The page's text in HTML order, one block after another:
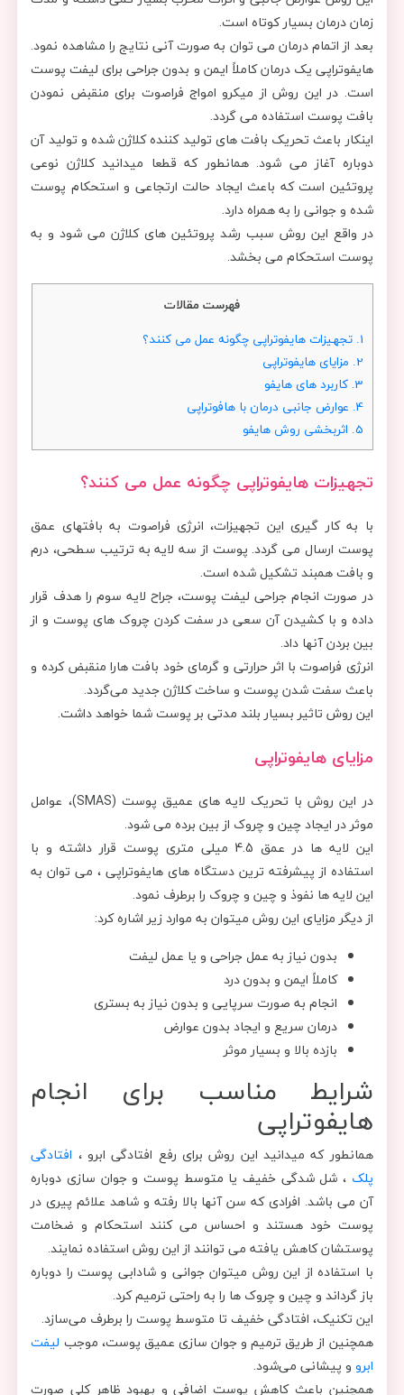
زمان درمان بسیار کوتاه است.
بعد از اتمام درمان می توان به صورت آنی نتایج را مشاهده نمود.
هایفوتراپی یک درمان کاملاً ایمن و بدون جراحی برای لیفت پوست
است. در این روش از میکرو امواج فراصوت برای منقبض نمودن
بافت پوست استفاده می گردد.
اینکار باعث تحریک بافت های تولید کننده کلاژن شده و تولید آن
دوباره آغاز می شود. همانطور که قطعا میدانید کلاژن نوعی
پروتئین است که باعث ایجاد حالت ارتجاعی و استحکام پوست
شده و جوانی را به همراه دارد.
در واقع این روش سبب رشد پروتئین های کلاژن می شود و به
پوست استحکام می بخشد.
فهرست مقالات
1. تجهیزات هایفوتراپی چگونه عمل می کنند؟
2. مزایای هایفوتراپی
3. کاربرد های هایفو
4. عوارض جانبی درمان با هافوتراپی
5. اثربخشی روش هایفو
تجهیزات هایفوتراپی چگونه عمل می کنند؟
با به کار گیری این تجهیزات، انرژی فراصوت به بافتهای عمق
پوست ارسال می گردد. پوست از سه لایه به ترتیب سطحی، درم
و بافت همبند تشکیل شده است.
در صورت انجام جراحی لیفت پوست، جراح لایه سوم را هدف قرار
داده و با کشیدن آن سعی در سفت کردن چروک های پوست و از
بین بردن آنها داد.
انرژی فراصوت با اثر حرارتی و گرمای خود بافت هارا منقبض کرده و
باعث سفت شدن پوست و ساخت کلاژن جدید می‌گردد.
این روش تاثیر بسیار بلند مدتی بر پوست شما خواهد داشت.
مزایای هایفوتراپی
در این روش با تحریک لایه های عمیق پوست (SMAS)، عوامل
موثر در ایجاد چین و چروک از بین برده می شود.
این لایه ها در عمق 4.5 میلی متری پوست قرار داشته و با
استفاده از پیشرفته ترین دستگاه های هایفوتراپی ، می توان به
این لایه ها نفوذ و چین و چروک را برطرف نمود.
از دیگر مزایای این روش میتوان به موارد زیر اشاره کرد:
بدون نیاز به عمل جراحی و یا عمل لیفت
کاملاً ایمن و بدون درد
انجام به صورت سرپایی و بدون نیاز به بستری
درمان سریع و ایجاد بدون عوارض
بازده بالا و بسیار موثر
شرایط مناسب برای انجام
هایفوتراپی
همانطور که میدانید این روش برای رفع افتادگی ابرو ، افتادگی
پلک ، شل شدگی خفیف یا متوسط پوست و جوان سازی دوباره
آن می باشد. افرادی که سن آنها بالا رفته و شاهد علائم پیری در
پوست خود هستند و احساس می کنند استحکام و ضخامت
پوستشان کاهش یافته می توانند از این روش استفاده نمایند.
با استفاده از این روش میتوان جوانی و شادابی پوست را دوباره
باز گرداند و چین و چروک ها را به راحتی ترمیم کرد.
این تکنیک، افتادگی خفیف تا متوسط پوست را برطرف می‌سازد.
همچنین از طریق ترمیم و جوان سازی عمیق پوست، موجب لیفت
ابرو و پیشانی می‌شود.
همچنین باعث کاهش پوست اضافی و بهبود ظاهر کلی صورت